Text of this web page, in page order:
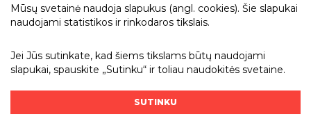
Adresas: Vilkpėdės g. 4, LT-03151, Vilnius
Bendraukime
Mūsų svetainė naudoja slapukus (angl. cookies). Šie slapukai
naudojami statistikos ir rinkodaros tikslais.
Jei Jūs sutinkate, kad šiems tikslams būtų naudojami
slapukai, spauskite „Sutinku“ ir toliau naudokitės svetaine.
SUTINKU